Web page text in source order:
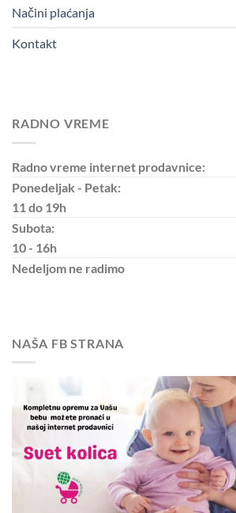
Načini plaćanja
Kontakt
RADNO VREME
Radno vreme internet prodavnice:
Ponedeljak - Petak:
11 do 19h
Subota:
10 - 16h
Nedeljom ne radimo
NAŠA FB STRANA